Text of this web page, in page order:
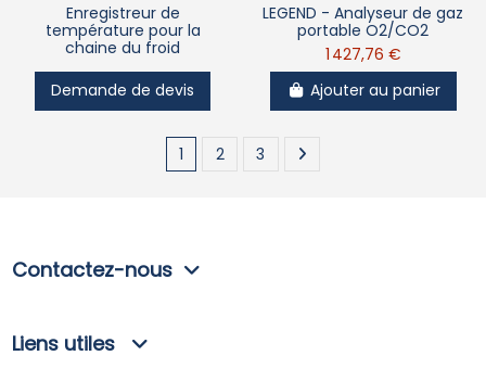
Enregistreur de
température pour la
chaine du froid
Demande de devis
LEGEND - Analyseur de gaz
portable O2/CO2
1 427,76 €
Ajouter au panier
1 2 3
Contactez-nous
Liens utiles